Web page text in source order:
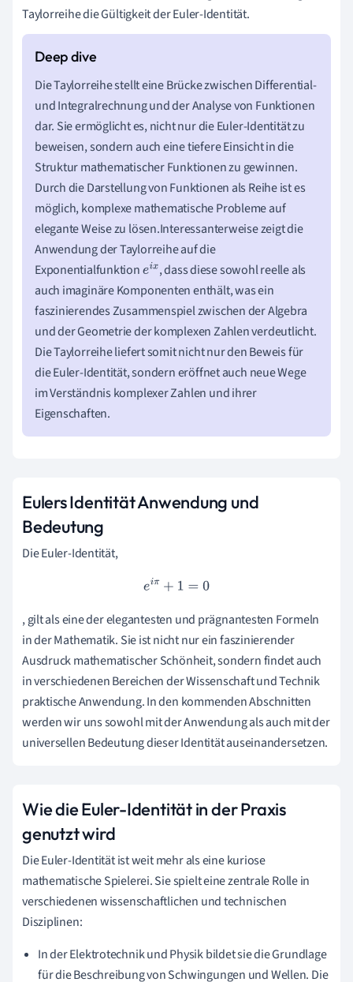
Taylorreihe die Gültigkeit der Euler-Identität.
Die Taylorreihe stellt eine Brücke zwischen Differential-
und Integralrechnung und der Analyse von Funktionen
dar. Sie ermöglicht es, nicht nur die Euler-Identität zu
beweisen, sondern auch eine tiefere Einsicht in die
Struktur mathematischer Funktionen zu gewinnen.
Durch die Darstellung von Funktionen als Reihe ist es
möglich, komplexe mathematische Probleme auf
elegante Weise zu lösen.Interessanterweise zeigt die
Anwendung der Taylorreihe auf die
Exponentialfunktioneix, dass diese sowohl reelle als
auch imaginäre Komponenten enthält, was ein
faszinierendes Zusammenspiel zwischen der Algebra
und der Geometrie der komplexen Zahlen verdeutlicht.
Die Taylorreihe liefert somit nicht nur den Beweis für
die Euler-Identität, sondern eröffnet auch neue Wege
im Verständnis komplexer Zahlen und ihrer
Eigenschaften.
Eulers Identität Anwendung und
Bedeutung
Die Euler-Identität,
e iπ+1 =0
, gilt als eine der elegantesten und prägnantesten Formeln
in der Mathematik. Sie ist nicht nur ein faszinierender
Ausdruck mathematischer Schönheit, sondern findet auch
in verschiedenen Bereichen der Wissenschaft und Technik
praktische Anwendung. In den kommenden Abschnitten
werden wir uns sowohl mit der Anwendung als auch mit der
universellen Bedeutung dieser Identität auseinandersetzen.
Wie die Euler-Identität in der Praxis
genutzt wird
Die Euler-Identität ist weit mehr als eine kuriose
mathematische Spielerei. Sie spielt eine zentrale Rolle in
verschiedenen wissenschaftlichen und technischen
Disziplinen:
In der Elektrotechnik und Physik bildet sie die Grundlage
für die Beschreibung von Schwingungen und Wellen. Die